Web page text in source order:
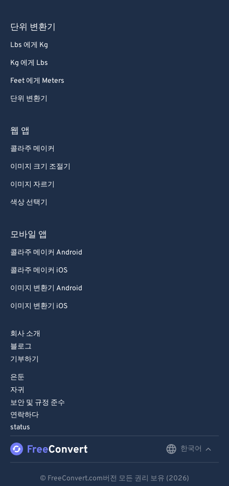
단위 변환기
Lbs 에게 Kg
Kg 에게 Lbs
Feet 에게 Meters
단위 변환기
웹 앱
콜라주 메이커
이미지 크기 조절기
이미지 자르기
색상 선택기
모바일 앱
콜라주 메이커 Android
콜라주 메이커 iOS
이미지 변환기 Android
이미지 변환기 iOS
회사 소개
블로그
기부하기
은둔
자귀
보안 및 규정 준수
연락하다
status
한국어
© FreeConvert.com버전 모든 권리 보유 (2026)